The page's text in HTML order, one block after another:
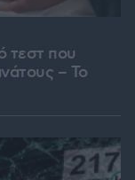
τεστ που
– Το